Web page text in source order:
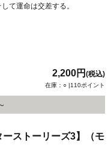
て運命は交差する。
2,200円 (税込)
在庫：○ |110ポイント
ストーリーズ3】（モ